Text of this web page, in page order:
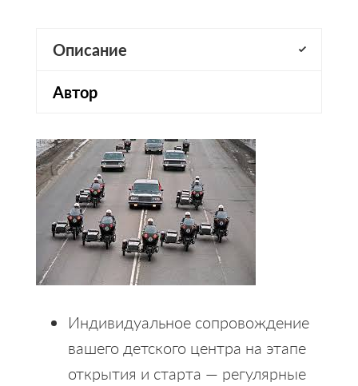
Описание
Автор
Индивидуальное сопровождение
вашего детского центра на этапе
открытия и старта — регулярные